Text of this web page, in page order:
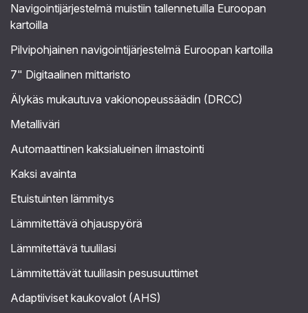
Navigointijärjestelmä muistiin tallennetuilla Euroopan
kartoilla
Pilvipohjainen navigointijärjestelmä Euroopan kartoilla
7" Digitaalinen mittaristo
Älykäs mukautuva vakionopeussäädin (DRCC)
Metalliväri
Automaattinen kaksialueinen ilmastointi
Kaksi avainta
Etuistuinten lämmitys
Lämmitettävä ohjauspyörä
Lämmitettävä tuulilasi
Lämmitettävät tuulilasin pesusuuttimet
Adaptiiviset kaukovalot (AHS)